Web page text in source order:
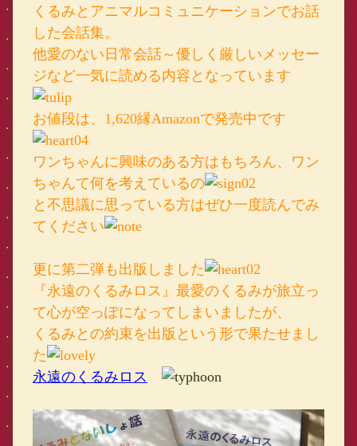
くるみとアニマルコミュニケーションでお話
した会話集。
他愛のない日常会話～優しく厳しいメッセー
ジなど一気に読める内容となっています
お値段は、1,620縁Amazonで発売中です
ワンちゃんに興味のある方はもちろん、ワン
ちゃんて何を考えているの
と不思議に思っている方はぜひ一度読んでみ
てください
更に第二弾も出版しました
『永遠のくるみロス』最愛のくるみが旅立っ
て心が空っぽになってしまいましたが、
くるみとの約束を出版という形で果たせまし
た
永遠のくるみロス